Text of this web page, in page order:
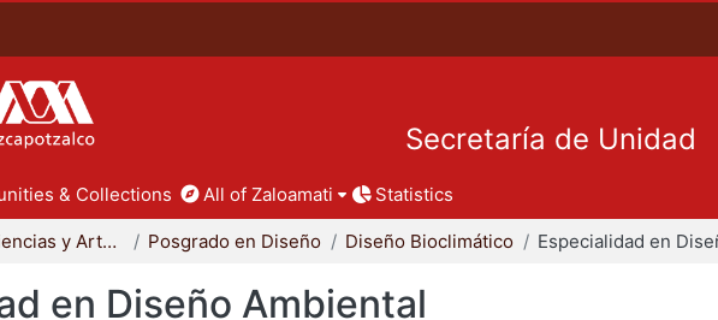
Secretaría de Unidad
& Collections All of Zaloamati Statistics
División de Ciencias y Artes para el Diseño Posgrado en Diseño Diseño Bioclimático
en Diseño Ambiental